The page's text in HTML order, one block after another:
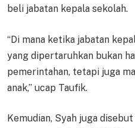
beli jabatan kepala sekolah.
“Di mana ketika jabatan
yang dipertaruhkan bukan
pemerintahan, tetapi juga
anak,” ucap Taufik.
Kemudian, Syah juga disebut